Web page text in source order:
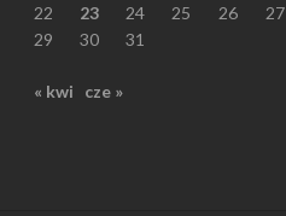
22
23 24 25 26 27
29
30 31
« kwi cze »